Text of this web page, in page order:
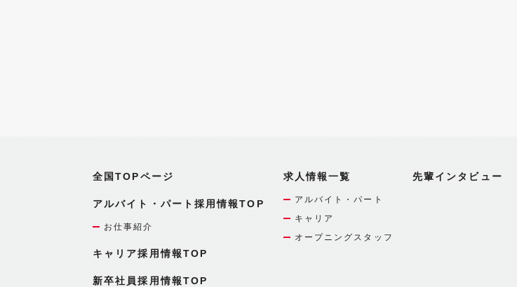
全国TOPページ
アルバイト・パート採用情報TOP
お仕事紹介
キャリア採用情報TOP
新卒社員採用情報TOP
求人情報一覧
アルバイト・パート
キャリア
オープニングスタッフ
先輩インタビュー